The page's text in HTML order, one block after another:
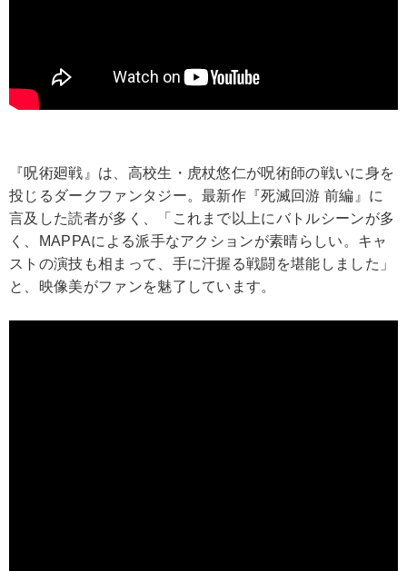
『呪術廻戦』は、高校生・虎杖悠仁が呪術師の戦いに身を
投じるダークファンタジー。最新作『死滅回游 前編』に
言及した読者が多く、「これまで以上にバトルシーンが多
く、MAPPAによる派手なアクションが素晴らしい。キャ
ストの演技も相まって、手に汗握る戦闘を堪能しました」
と、映像美がファンを魅了しています。